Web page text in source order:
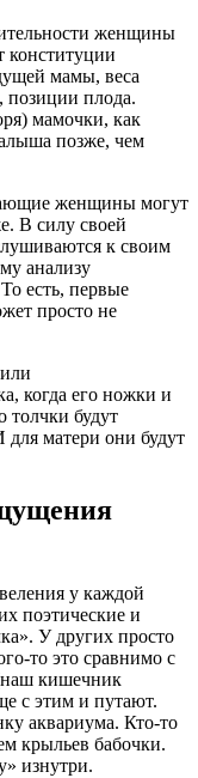
женщины
конституции
мамы, веса
позиции плода.
мамочки, как
позже, чем
женщины могут
В силу своей
к своим
анализу
есть, первые
просто не
когда его ножки и
толчки будут
матери они будут
у каждой
поэтические и
У других просто
то это сравнимо с
кишечник
с этим и путают.
аквариума. Кто-то
крыльев бабочки.
изнутри.